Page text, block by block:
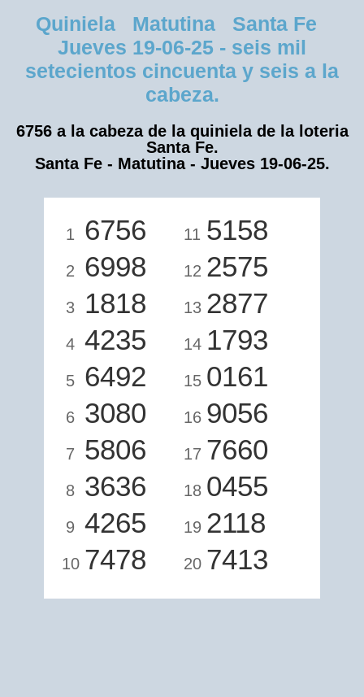
Quiniela Matutina Santa Fe
Jueves 19-06-25 - seis mil
setecientos cincuenta y seis a la
cabeza.
6756 a la cabeza de la quiniela de la loteria
Santa Fe.
Santa Fe - Matutina - Jueves 19-06-25.
1 6756
2 6998
3 1818
4 4235
5 6492
6 3080
7 5806
8 3636
9 4265
10 7478
11 5158
12 2575
13 2877
14 1793
15 0161
16 9056
17 7660
18 0455
19 2118
20 7413